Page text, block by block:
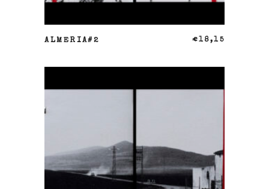
AÑADIR AL CARRITO
ALMERIA#2 €18,15